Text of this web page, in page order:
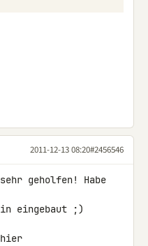
2011-12-13 08:20#2456546
geholfen! Habe
eingebaut ;)